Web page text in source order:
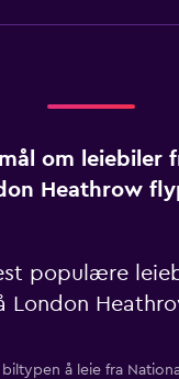
om leiebiler
Heathrow
populære
London
å leie fra